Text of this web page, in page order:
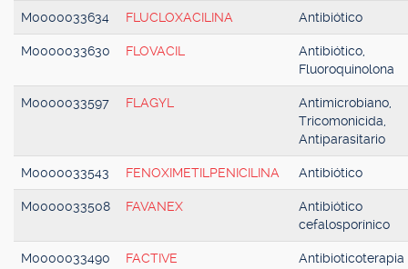
M0000033634 FLUCLOXACILINA Antibiótico
M0000033630 FLOVACIL
Antibiótico,
Fluoroquinolona
M0000033597 FLAGYL
Antimicrobiano,
Tricomonicida,
Antiparasitario
M0000033543 FENOXIMETILPENICILINA Antibiótico
M0000033508 FAVANEX
Antibiótico
cefalosporínico
M0000033490 FACTIVE Antibioticoterapia